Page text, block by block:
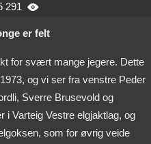
291 
er felt
for svært mange jegere. Dette
og vi ser fra venstre Peder
Sverre Brusevold og
i Varteig Vestre elgjaktlag, og
som for øvrig veide